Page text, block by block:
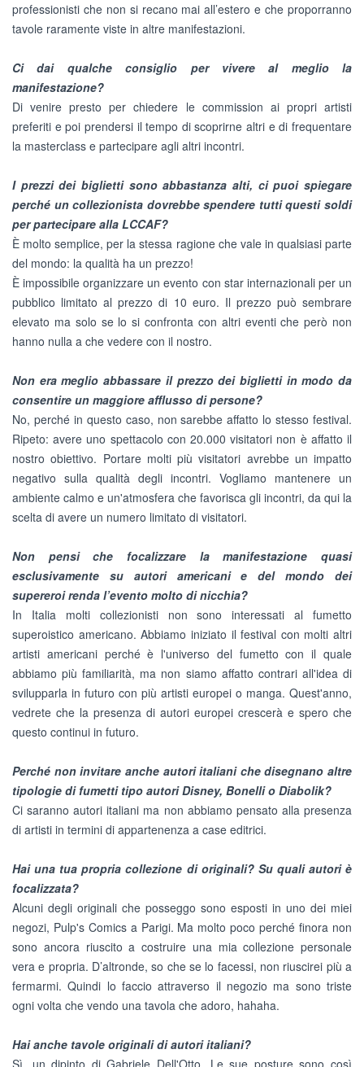
professionisti che non si recano mai all’estero e che proporranno
tavole raramente viste in altre manifestazioni.
Ci dai qualche consiglio per vivere al meglio la
manifestazione?
Di venire presto per chiedere le commission ai propri artisti
preferiti e poi prendersi il tempo di scoprirne altri e di frequentare
la masterclass e partecipare agli altri incontri.
I prezzi dei biglietti sono abbastanza alti, ci puoi spiegare
perché un collezionista dovrebbe spendere tutti questi soldi
per partecipare alla LCCAF?
È molto semplice, per la stessa ragione che vale in qualsiasi parte
del mondo: la qualità ha un prezzo!
È impossibile organizzare un evento con star internazionali per un
pubblico limitato al prezzo di 10 euro. Il prezzo può sembrare
elevato ma solo se lo si confronta con altri eventi che però non
hanno nulla a che vedere con il nostro.
Non era meglio abbassare il prezzo dei biglietti in modo da
consentire un maggiore afflusso di persone?
No, perché in questo caso, non sarebbe affatto lo stesso festival.
Ripeto: avere uno spettacolo con 20.000 visitatori non è affatto il
nostro obiettivo. Portare molti più visitatori avrebbe un impatto
negativo sulla qualità degli incontri. Vogliamo mantenere un
ambiente calmo e un'atmosfera che favorisca gli incontri, da qui la
scelta di avere un numero limitato di visitatori.
Non pensi che focalizzare la manifestazione quasi
esclusivamente su autori americani e del mondo dei
supereroi renda l’evento molto di nicchia?
In Italia molti collezionisti non sono interessati al fumetto
superoistico americano. Abbiamo iniziato il festival con molti altri
artisti americani perché è l'universo del fumetto con il quale
abbiamo più familiarità, ma non siamo affatto contrari all'idea di
svilupparla in futuro con più artisti europei o manga. Quest'anno,
vedrete che la presenza di autori europei crescerà e spero che
questo continui in futuro.
Perché non invitare anche autori italiani che disegnano altre
tipologie di fumetti tipo autori Disney, Bonelli o Diabolik?
Ci saranno autori italiani ma non abbiamo pensato alla presenza
di artisti in termini di appartenenza a case editrici.
Hai una tua propria collezione di originali? Su quali autori è
focalizzata?
Alcuni degli originali che posseggo sono esposti in uno dei miei
negozi, Pulp's Comics a Parigi. Ma molto poco perché finora non
sono ancora riuscito a costruire una mia collezione personale
vera e propria. D’altronde, so che se lo facessi, non riuscirei più a
fermarmi. Quindi lo faccio attraverso il negozio ma sono triste
ogni volta che vendo una tavola che adoro, hahaha.
Hai anche tavole originali di autori italiani?